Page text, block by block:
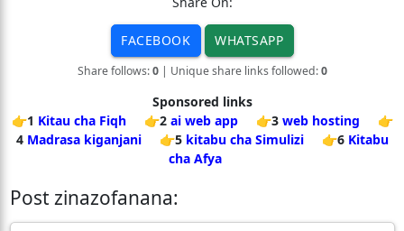
FACEBOOK WHATSAPP
Share follows:0| Unique share links followed:0
Sponsored links
👉1 Kitau cha Fiqh 👉2 ai web app 👉3 web hosting
👉
4 Madrasa kiganjani 👉5 kitabu cha Simulizi 👉6 Kitabu
cha Afya
Post zinazofanana: